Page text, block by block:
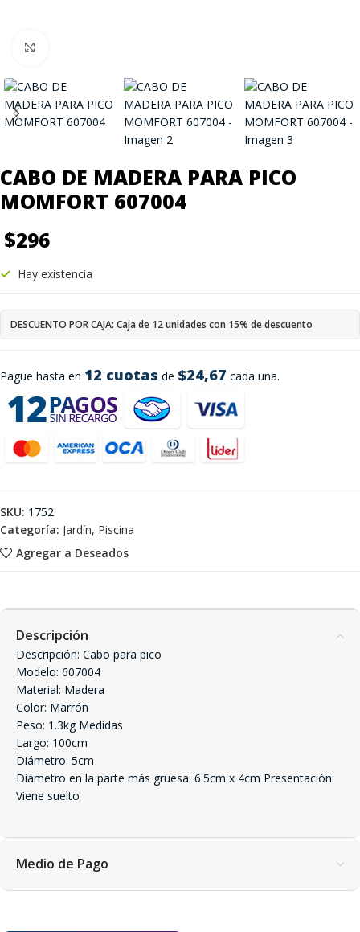
CABO DE MADERA PARA PICO
MOMFORT 607004
$296
Pague hasta en 12 cuotas de $24,67 cada una.
Hay existencia
DESCUENTO POR CAJA: Caja de 12 unidades con 15% de descuento
Agregar a Deseados
SKU: 1752
Categoría: Jardín, Piscina
Descripción
Descripción: Cabo para pico
Modelo: 607004
Material: Madera
Color: Marrón
Peso: 1.3kg Medidas
Largo: 100cm
Diámetro: 5cm
Diámetro en la parte más gruesa: 6.5cm x 4cm Presentación:
Viene suelto
Medio de Pago